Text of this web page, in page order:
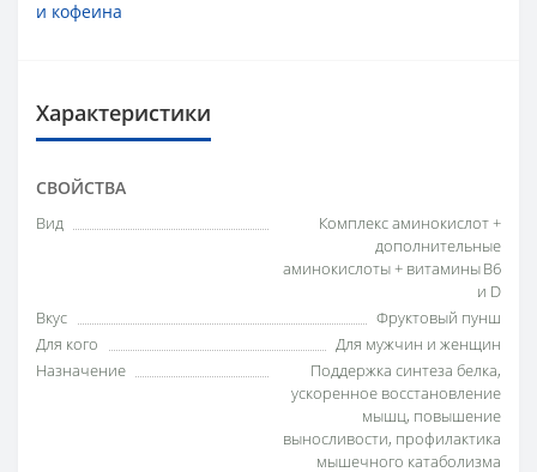
и кофеина
Характеристики
СВОЙСТВА
Вид
Комплекс аминокислот +
дополнительные
аминокислоты + витамины B6
и D
Вкус
Фруктовый пунш
Для кого
Для мужчин и женщин
Назначение
Поддержка синтеза белка,
ускоренное восстановление
мышц, повышение
выносливости, профилактика
мышечного катаболизма